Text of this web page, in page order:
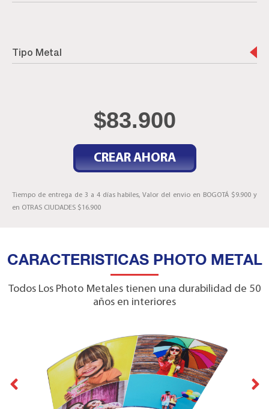
Tipo Metal
$83.900
CREAR AHORA
Tiempo de entrega de 3 a 4 días habiles, Valor del envio en BOGOTÁ $9.900 y
en OTRAS CIUDADES $16.900
CARACTERISTICAS PHOTO METAL
Todos Los Photo Metales tienen una durabilidad de 50
años en interiores